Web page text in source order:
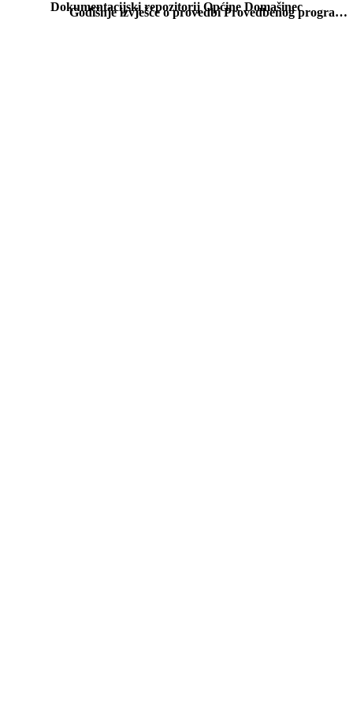
Godišnje izvješće o provedbi Provedbenog programa Općine Domašinec za mandatno razdoblje 2021. – 2025. za 2023. godinu.pdf
Dokumentacijski repozitorij Općine Domašinec